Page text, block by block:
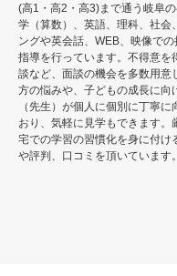
(高1・高2・高3)まで通う岐阜
学（算数）、英語、理科、社会
ングや英会話、WEB、映像で
指導を行っています。不得意を
談など、面談の機会を多数用意
方の悩みや、子どもの成長に向
（先生）が個人に個別に丁寧
おり、気軽に見学もできます。
宅での学習の習慣化を身に付け
や評判、口コミを頂いています。